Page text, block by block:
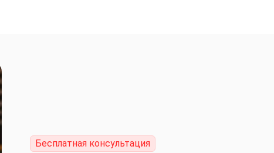
Бесплатная консультация